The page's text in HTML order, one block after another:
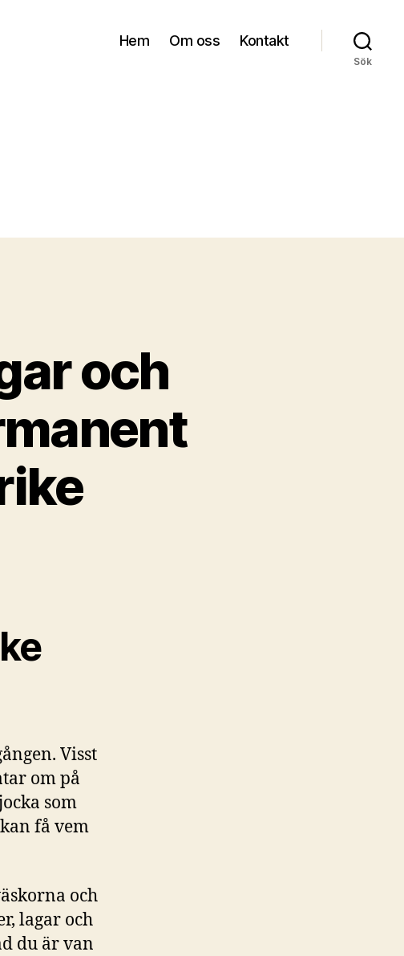
Hem Om oss Kontakt
Sök
och
Visst
om på
som
få vem
och
lagar och
du är van